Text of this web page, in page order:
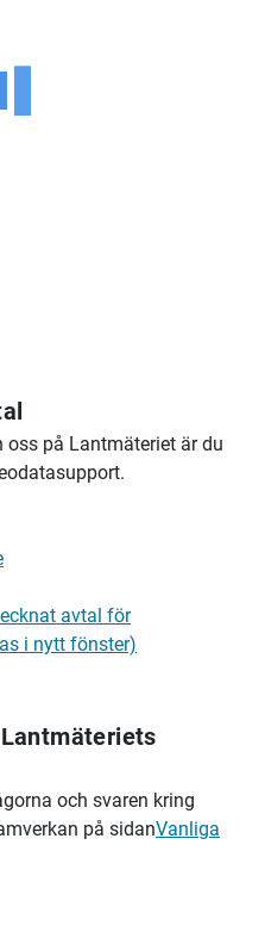
på Lantmäteriet är du
avtal för
i nytt fönster)
och svaren kring
på sidanVanliga